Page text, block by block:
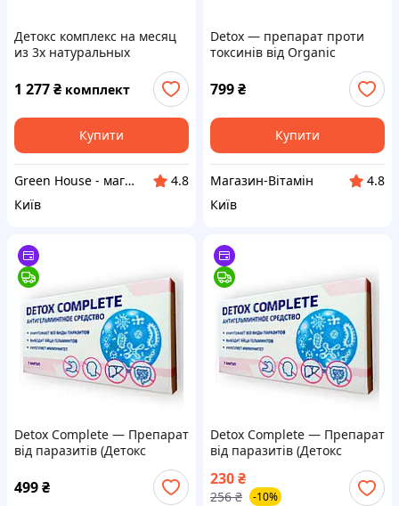
Детокс комплекс на месяц
из 3х натуральных
Мипро-вит, Детокс систем
1 277₴ комплект
Купити
Green House - магазин товарів для здоров'я та краси
4.8
Київ
Detox — препарат проти
токсинів від Organic
біодобавка, натуральний
склад БАД, оригінал!
799₴
Купити
Магазин-Вітамін
4.8
Київ
Detox Complete — Препарат
від паразитів (Детокс
Компліт) — оригінал, гарна
якість!
499₴
Detox Complete — Препарат
від паразитів (Детокс
230₴
256 ₴ -10%